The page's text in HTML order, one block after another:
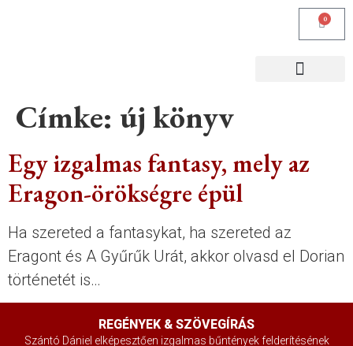
0
Címke: új könyv
Egy izgalmas fantasy, mely az
Eragon-örökségre épül
Ha szereted a fantasykat, ha szereted az
Eragont és A Gyűrűk Urát, akkor olvasd el Dorian
történetét is…
REGÉNYEK & SZÖVEGÍRÁS
Szántó Dániel elképesztően izgalmas bűntények felderítésének